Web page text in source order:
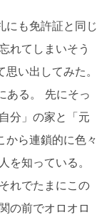
にも免許証と同じ
れてしまいそう
い出してみた。
ある。 先にそっ
分」の家と「元
から連鎖的に色々
を知っている。
れでたまにこの
の前でオロオロ